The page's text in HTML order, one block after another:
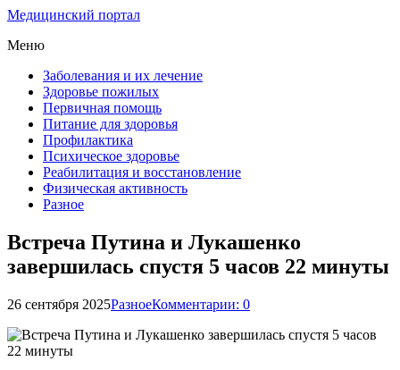
Медицинский портал
Меню
Заболевания и их лечение
Здоровье пожилых
Первичная помощь
Питание для здоровья
Профилактика
Психическое здоровье
Реабилитация и восстановление
Физическая активность
Разное
Встреча Путина и Лукашенко
завершилась спустя 5 часов 22 минуты
26 сентября 2025РазноеКомментарии: 0